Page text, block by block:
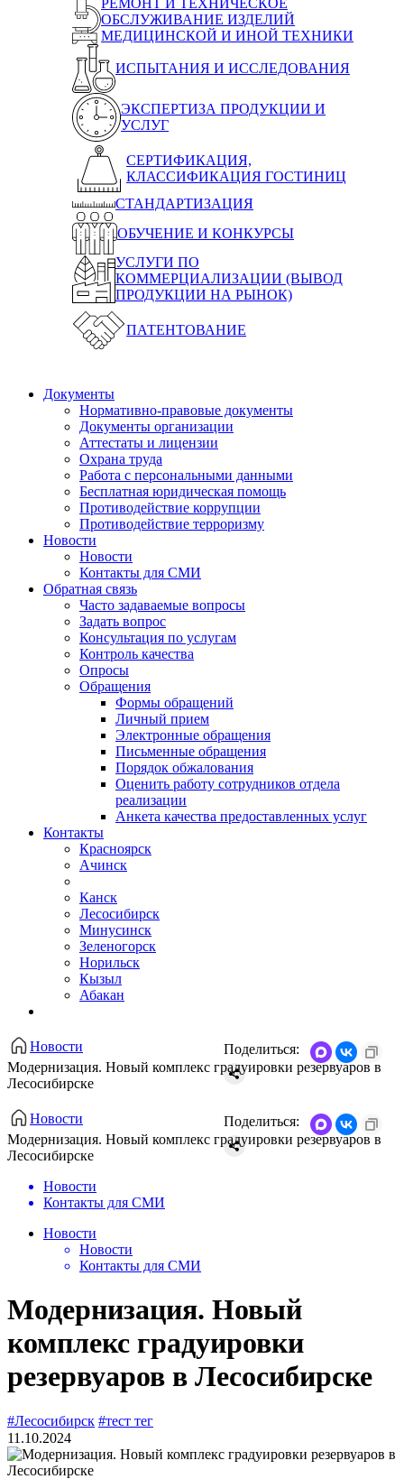
РЕМОНТ И ТЕХНИЧЕСКОЕ
ОБСЛУЖИВАНИЕ ИЗДЕЛИЙ
МЕДИЦИНСКОЙ И ИНОЙ ТЕХНИКИ
ИСПЫТАНИЯ И ИССЛЕДОВАНИЯ
ЭКСПЕРТИЗА ПРОДУКЦИИ И
УСЛУГ
СЕРТИФИКАЦИЯ,
КЛАССИФИКАЦИЯ ГОСТИНИЦ
СТАНДАРТИЗАЦИЯ
ОБУЧЕНИЕ И КОНКУРСЫ
УСЛУГИ ПО
КОММЕРЦИАЛИЗАЦИИ (ВЫВОД
ПРОДУКЦИИ НА РЫНОК)
ПАТЕНТОВАНИЕ
Документы
Нормативно-правовые документы
Документы организации
Аттестаты и лицензии
Охрана труда
Работа с персональными данными
Бесплатная юридическая помощь
Противодействие коррупции
Противодействие терроризму
Новости
Новости
Контакты для СМИ
Обратная связь
Часто задаваемые вопросы
Задать вопрос
Консультация по услугам
Контроль качества
Опросы
Обращения
Формы обращений
Личный прием
Электронные обращения
Письменные обращения
Порядок обжалования
Оценить работу сотрудников отдела
реализации
Анкета качества предоставленных услуг
Контакты
Красноярск
Ачинск
Канск
Лесосибирск
Минусинск
Зеленогорск
Норильск
Кызыл
Абакан
Новости
Модернизация. Новый комплекс градуировки резервуаров в
Лесосибирске
Поделиться:
Новости
Модернизация. Новый комплекс градуировки резервуаров в
Лесосибирске
Поделиться:
Новости
Контакты для СМИ
Новости
Новости
Контакты для СМИ
Модернизация. Новый
комплекс градуировки
резервуаров в Лесосибирске
#Лесосибирск #тест тег
11.10.2024